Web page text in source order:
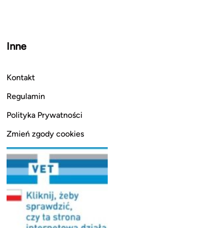
Inne
Kontakt
Regulamin
Polityka Prywatności
Zmień zgody cookies